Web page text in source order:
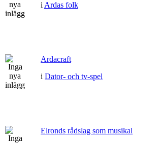
i Ardas folk
Ardacraft
i Dator- och tv-spel
Elronds rådslag som musikal